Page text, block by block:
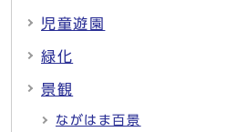
児童遊園
緑化
景観
ながはま百景